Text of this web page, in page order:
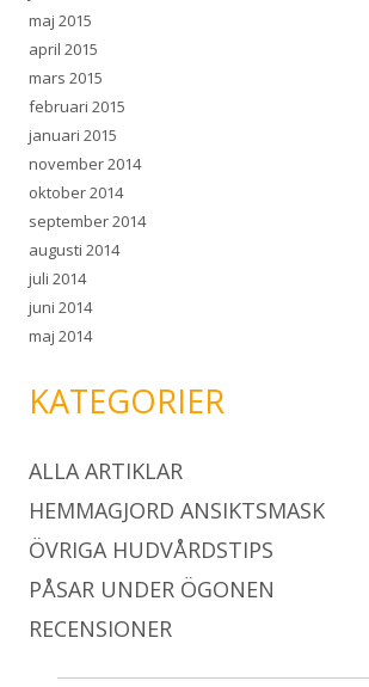
maj 2015
april 2015
mars 2015
februari 2015
januari 2015
november 2014
oktober 2014
september 2014
augusti 2014
juli 2014
juni 2014
maj 2014
KATEGORIER
ALLA ARTIKLAR
HEMMAGJORD ANSIKTSMASK
ÖVRIGA HUDVÅRDSTIPS
PÅSAR UNDER ÖGONEN
RECENSIONER